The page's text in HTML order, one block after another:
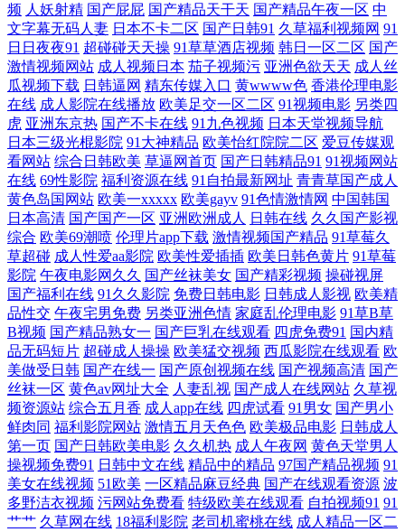
在线一区 电影伦理片 亚洲欧美专区 久久久啊啊啊天美 在线视频一二三区
91pron少妇 人人影视网 欧美日本韩国国产久久久 干逼91 羞羞午夜福利 国
产一卡2卡3卡4 亚洲黄色视频在线免费观看网站 狠狠干成人在线综合网 在
线综合亚洲欧美网 榴莲秋葵 中文字幕av蜜桃 自拍四页日韩 日本三级全大
电影免费 伊在人线香蕉观看2018最新 蜜桃视频成人A片免费观看 综合影
视亚洲免费 免费大全电影在线观看 91网页在线观看密色 欧美在线播放一
区 AV日韩免费在线观看网址 欧洲精品 成人国产在线一区二区 日韩欧美国
产高清在线 大色欧美 日韩伦理在线 国产69永久免费视频 视频一区二区国
产盗摄 国产精品va在线播 亚洲电影午夜福利 国产做国产爱 亚洲丁香福利
在线导航 国产香港一级毛 亚洲欧美vr色区 好妈妈高清中字在线观看 亚洲
领先91精品 久久久久成人网 悠悠资源网精品在线 久久女久久黄 伊人一卡
二卡在线 欧美日韩亚洲国 99一色插B视频 秋霞在线观看 h在现观看 日韩
频 人妖射精 国产屁屁 国产精品天干天 国产精品午夜一区 中
文字幕无码人妻 日本不卡二区 国产日韩91 久草福利视频网 91
日日夜夜91 超碰碰天天操 91草草酒店视频 韩日一区二区 国产
激情视频网站 成人视频日本 茄子视频污 亚洲色欲天天 成人丝
瓜视频下载 日韩逼网 精东传媒入口 黄wwww色 香港伦理电影
在线 成人影院在线播放 欧美足交一区二区 91视频电影 另类四
虎 亚洲东京热 国产不卡在线 91九色视频 日本天堂视频导航
日本三级光棍影院 91大神精品 欧美怡红院院二区 爱豆传媒观
看网站 综合日韩欧美 草逼网首页 国产日韩精品91 91视频网站
在线 69性影院 福利资源在线 91自拍最新网址 青青草国产成人
黄色岛国网站 欧美一xxxxx 欧美gayv 91色情激情网 中国韩国
日本高清 国产国产一区 亚洲欧洲成人 日韩在线 久久国产影视
综合 欧美69潮喷 伦理片app下载 激情视频国产精品 91草莓久
草超碰 成人性爱aa影院 欧美性爱插插 欧美日韩色黄片 91草莓
影院 午夜电影网久久 国产丝袜美女 国产精彩视频 操碰视屏
国产福利在线 91久久影院 免费日韩电影 日韩成人影视 欧美精
品性交 午夜宅男免费 另类亚洲色情 家庭乱伦理电影 91草B草
B视频 国产精品熟女一 国产巨乳在线观看 四虎免费91 国内精
品无码短片 超碰成人操操 欧美猛交视频 西瓜影院在线观看 欧
美做受日韩 国产在线一 国产原创视频在线 国产视频高清 国产
丝袜一区 黄色av网址大全 人妻乱视 国产成人在线网站 久草视
频资源站 综合五月香 成人app在线 四虎试看 91男女 国产男小
鲜肉同 福利影院网站 激情五月天色色 欧美极品电影 日韩成人
第一页 国产日韩欧美电影 久久机热 成人午夜网 黄色天堂男人
操视频免费91 日韩中文在线 精品中的精品 97国产精品视频 91
美女在线视频 51欧美 一区精品麻豆经典 国产在线观看资源 波
多野洁衣视频 污网站免费看 特级欧美在线观看 自拍视频91 91
艹艹 久草网在线 18福利影院 老司机蜜桃在线 成人精品一区二